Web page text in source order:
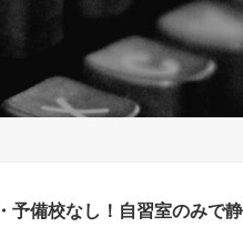
予備校なし！自習室のみで